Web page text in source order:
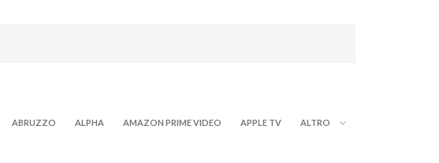
ABRUZZO ALPHA AMAZON PRIME VIDEO APPLE TV ALTRO